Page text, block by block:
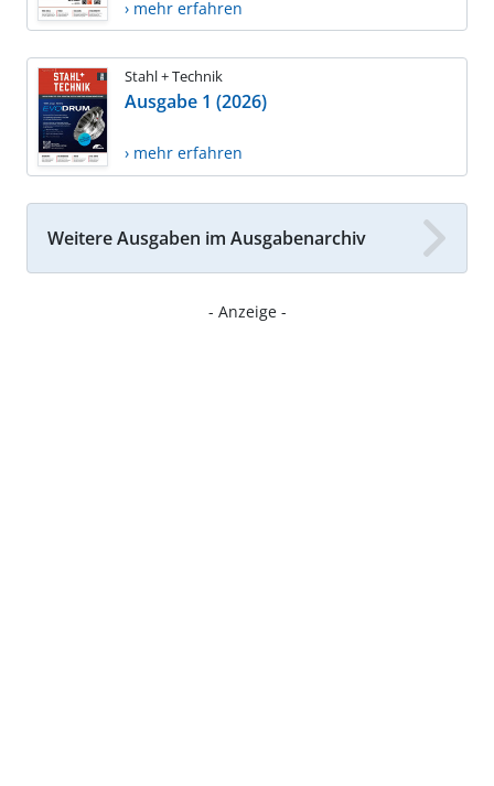
› mehr erfahren
Stahl + Technik
Ausgabe 1 (2026)
› mehr erfahren
Weitere Ausgaben im Ausgabenarchiv
- Anzeige -